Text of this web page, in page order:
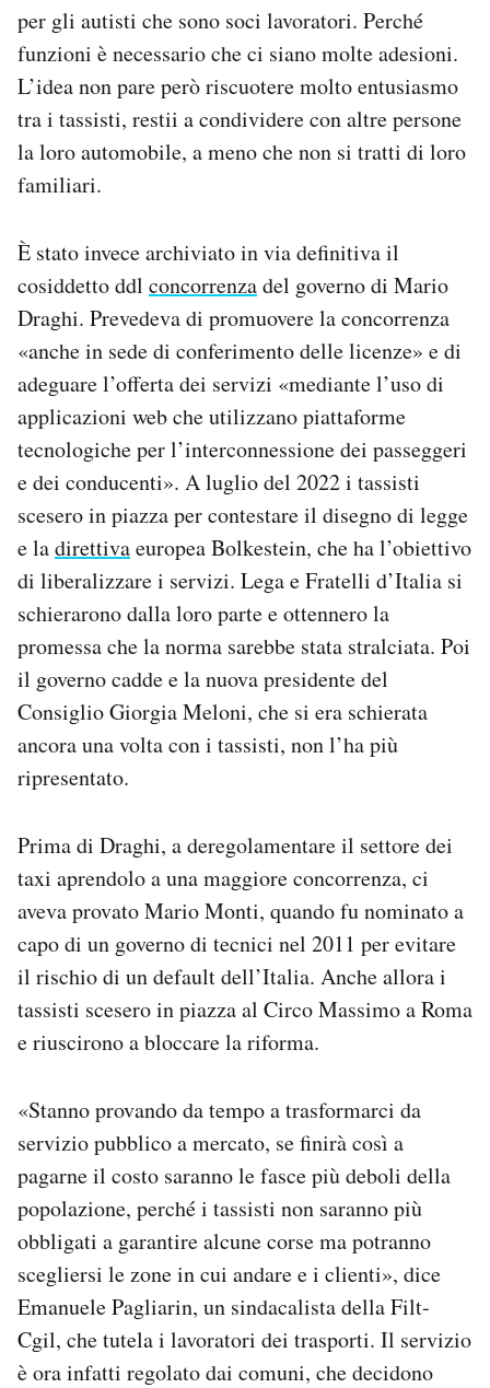
per gli autisti che sono soci lavoratori. Perché
funzioni è necessario che ci siano molte adesioni.
L’idea non pare però riscuotere molto entusiasmo
tra i tassisti, restii a condividere con altre persone
la loro automobile, a meno che non si tratti di loro
familiari.
È stato invece archiviato in via definitiva il
cosiddetto ddl concorrenzadel governo di Mario
Draghi. Prevedeva di promuovere la concorrenza
«anche in sede di conferimento delle licenze» e di
adeguare l’offerta dei servizi «mediante l’uso di
applicazioni web che utilizzano piattaforme
tecnologiche per l’interconnessione dei passeggeri
e dei conducenti». A luglio del 2022 i tassisti
scesero in piazza per contestare il disegno di legge
e ladirettivaeuropea Bolkestein, che ha l’obiettivo
di liberalizzare i servizi. Lega e Fratelli d’Italia si
schierarono dalla loro parte e ottennero la
promessa che la norma sarebbe stata stralciata. Poi
il governo cadde e la nuova presidente del
Consiglio Giorgia Meloni, che si era schierata
ancora una volta con i tassisti, non l’ha più
ripresentato.
Prima di Draghi, a deregolamentare il settore dei
taxi aprendolo a una maggiore concorrenza, ci
aveva provato Mario Monti, quando fu nominato a
capo di un governo di tecnici nel 2011 per evitare
il rischio di un default dell’Italia. Anche allora i
tassisti scesero in piazza al Circo Massimo a Roma
e riuscirono a bloccare la riforma.
«Stanno provando da tempo a trasformarci da
servizio pubblico a mercato, se finirà così a
pagarne il costo saranno le fasce più deboli della
popolazione, perché i tassisti non saranno più
obbligati a garantire alcune corse ma potranno
scegliersi le zone in cui andare e i clienti», dice
Emanuele Pagliarin, un sindacalista della Filt-
Cgil, che tutela i lavoratori dei trasporti. Il servizio
è ora infatti regolato dai comuni, che decidono